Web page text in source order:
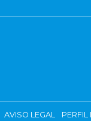
AVISO LEGAL PERFIL